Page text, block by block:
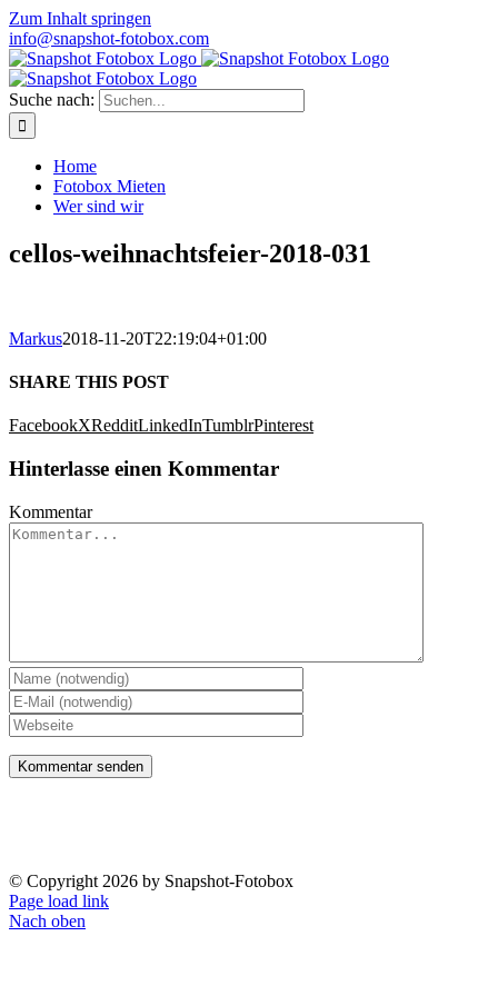
Zum Inhalt springen
info@snapshot-fotobox.com
Suche nach:
Home
Fotobox Mieten
Wer sind wir
cellos-weihnachtsfeier-2018-031
Markus2018-11-20T22:19:04+01:00
SHARE THIS POST
FacebookXRedditLinkedInTumblrPinterest
Hinterlasse einen Kommentar
Kommentar
© Copyright 2026 by Snapshot-Fotobox
Page load link
Nach oben